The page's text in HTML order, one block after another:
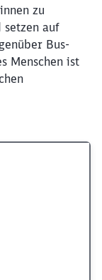
zu
setzen auf
Bus-
Menschen ist